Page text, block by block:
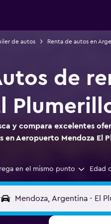
de autos Renta de autos en
de
y compara excelentes
en Aeropuerto Mendoza El
en el mismo punto Edad